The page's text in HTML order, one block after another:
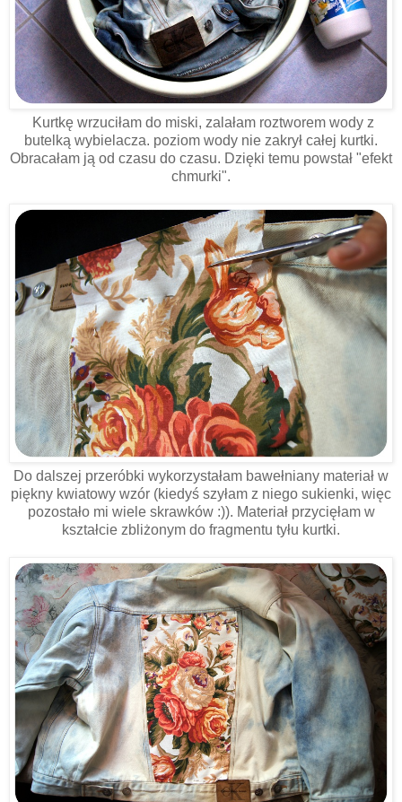
Kurtkę wrzuciłam do miski, zalałam roztworem wody z
butelką wybielacza. poziom wody nie zakrył całej kurtki.
Obracałam ją od czasu do czasu. Dzięki temu powstał "efekt
chmurki".
Do dalszej przeróbki wykorzystałam bawełniany materiał w
piękny kwiatowy wzór (kiedyś szyłam z niego sukienki, więc
pozostało mi wiele skrawków :)). Materiał przycięłam w
kształcie zbliżonym do fragmentu tyłu kurtki.